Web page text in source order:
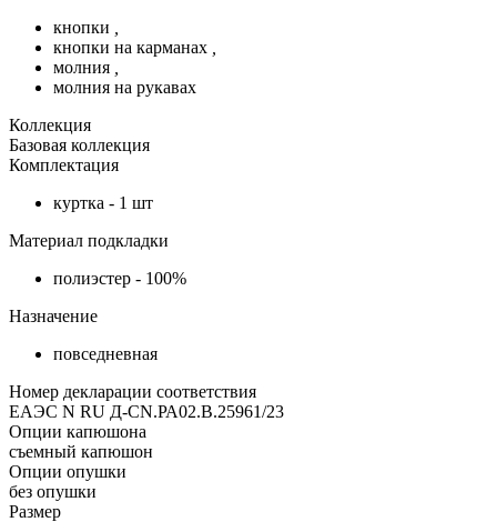
кнопки
кнопки на карманах
молния
молния на рукавах
Коллекция
Базовая коллекция
Комплектация
куртка - 1 шт
Материал подкладки
полиэстер - 100%
Назначение
повседневная
Номер декларации соответствия
ЕАЭС N RU Д-CN.РА02.В.25961/23
Опции капюшона
съемный капюшон
Опции опушки
без опушки
Размер